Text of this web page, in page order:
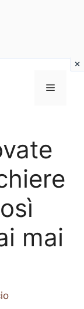
Menu
mai